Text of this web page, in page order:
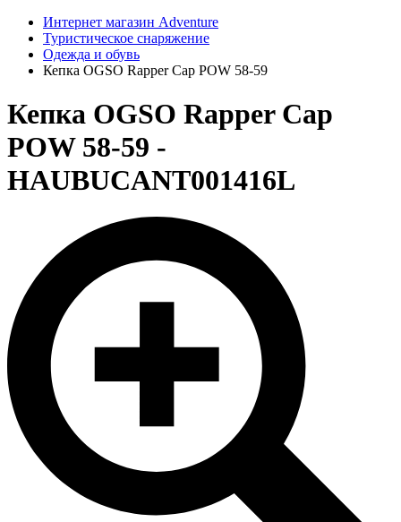
Интернет магазин Adventure
Туристическое снаряжение
Одежда и обувь
Кепка OGSO Rapper Cap POW 58-59
Кепка OGSO Rapper Cap
POW 58-59 -
HAUBUCANT001416L